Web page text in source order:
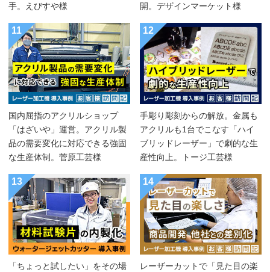
手。えびすや様
開。デザインマーケット様
11
国内屈指のアクリルショップ
「はざいや」運営。アクリル製
品の需要変化に対応できる強固
な生産体制。菅原工芸様
12
手彫り彫刻からの解放。金属も
アクリルも1台でこなす「ハイ
ブリッドレーザー」で劇的な生
産性向上。トージ工芸様
13
「ちょっと試したい」をその場
14
レーザーカットで「見た目の楽